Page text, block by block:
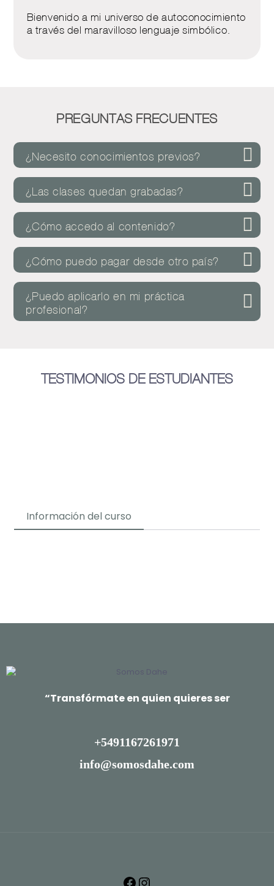
Bienvenido a mi universo de autoconocimiento
a través del maravilloso lenguaje simbólico.
PREGUNTAS FRECUENTES
¿Necesito conocimientos previos?
¿Las clases quedan grabadas?
¿Cómo accedo al contenido?
¿Cómo puedo pagar desde otro país?
¿Puedo aplicarlo en mi práctica
profesional?
TESTIMONIOS DE ESTUDIANTES
Información del curso
“Transfórmate en quien quieres ser
+5491167261971
info@somosdahe.com